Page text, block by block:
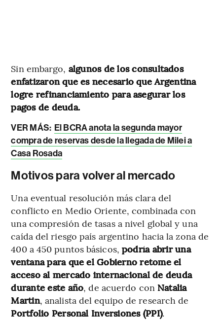
Sin embargo, algunos de los consultados
enfatizaron que es necesario que Argentina
logre refinanciamiento para asegurar los
pagos de deuda.
VER MÁS: El BCRA anota la segunda mayor
compra de reservas desde la llegada de Milei a
Casa Rosada
Motivos para volver al mercado
Una eventual resolución más clara del
conflicto en Medio Oriente, combinada con
una compresión de tasas a nivel global y una
caída del riesgo país argentino hacia la zona de
400 a 450 puntos básicos, podría abrir una
ventana para que el Gobierno retome el
acceso al mercado internacional de deuda
durante este año, de acuerdo con Natalia
Martin, analista del equipo de research de
Portfolio Personal Inversiones (PPI).